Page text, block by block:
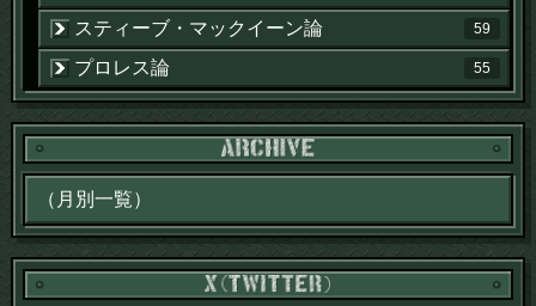
スティーブ・マックイーン論 59
プロレス論 55